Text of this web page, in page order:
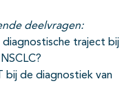
deelvragen:
traject bij
bij de diagnostiek van